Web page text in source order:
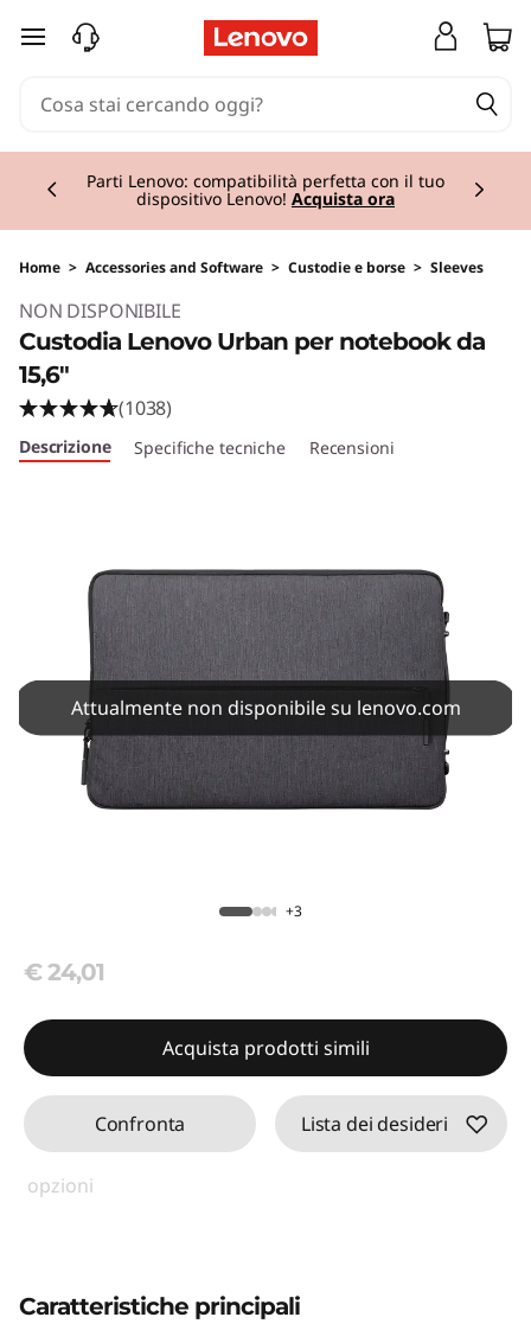
passa a contenuto principale
Offerte sugli accessori: risparmia fino al 40%
Acquista ora
Home > Accessories and Software > Custodie e borse > Sleeves
NON DISPONIBILE
Custodia Lenovo Urban per notebook da
15,6"
(1038)
Descrizione Specifiche tecniche Recensioni
Attualmente non disponibile su lenovo.com
+3
€ 24,01
Acquista prodotti simili
Confronta Lista dei desideri
opzioni
Caratteristiche principali